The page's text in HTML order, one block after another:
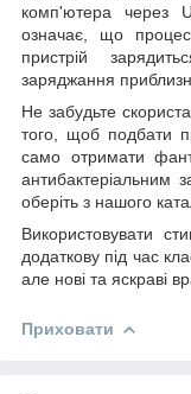
комп'ютера через
означає, що
пристрій
заряджання
Не забудьте
того, щоб подбати
само отримати
антибактеріальним
оберіть з нашого
Використовувати
додаткову під час
але нові та яскраві
Приховати